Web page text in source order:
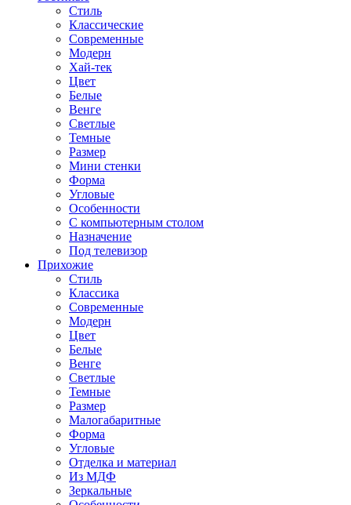
Стиль
Классические
Современные
Модерн
Хай-тек
Цвет
Белые
Венге
Светлые
Темные
Размер
Мини стенки
Форма
Угловые
Особенности
С компьютерным столом
Назначение
Под телевизор
Прихожие
Стиль
Классика
Современные
Модерн
Цвет
Белые
Венге
Светлые
Темные
Размер
Малогабаритные
Форма
Угловые
Отделка и материал
Из МДФ
Зеркальные